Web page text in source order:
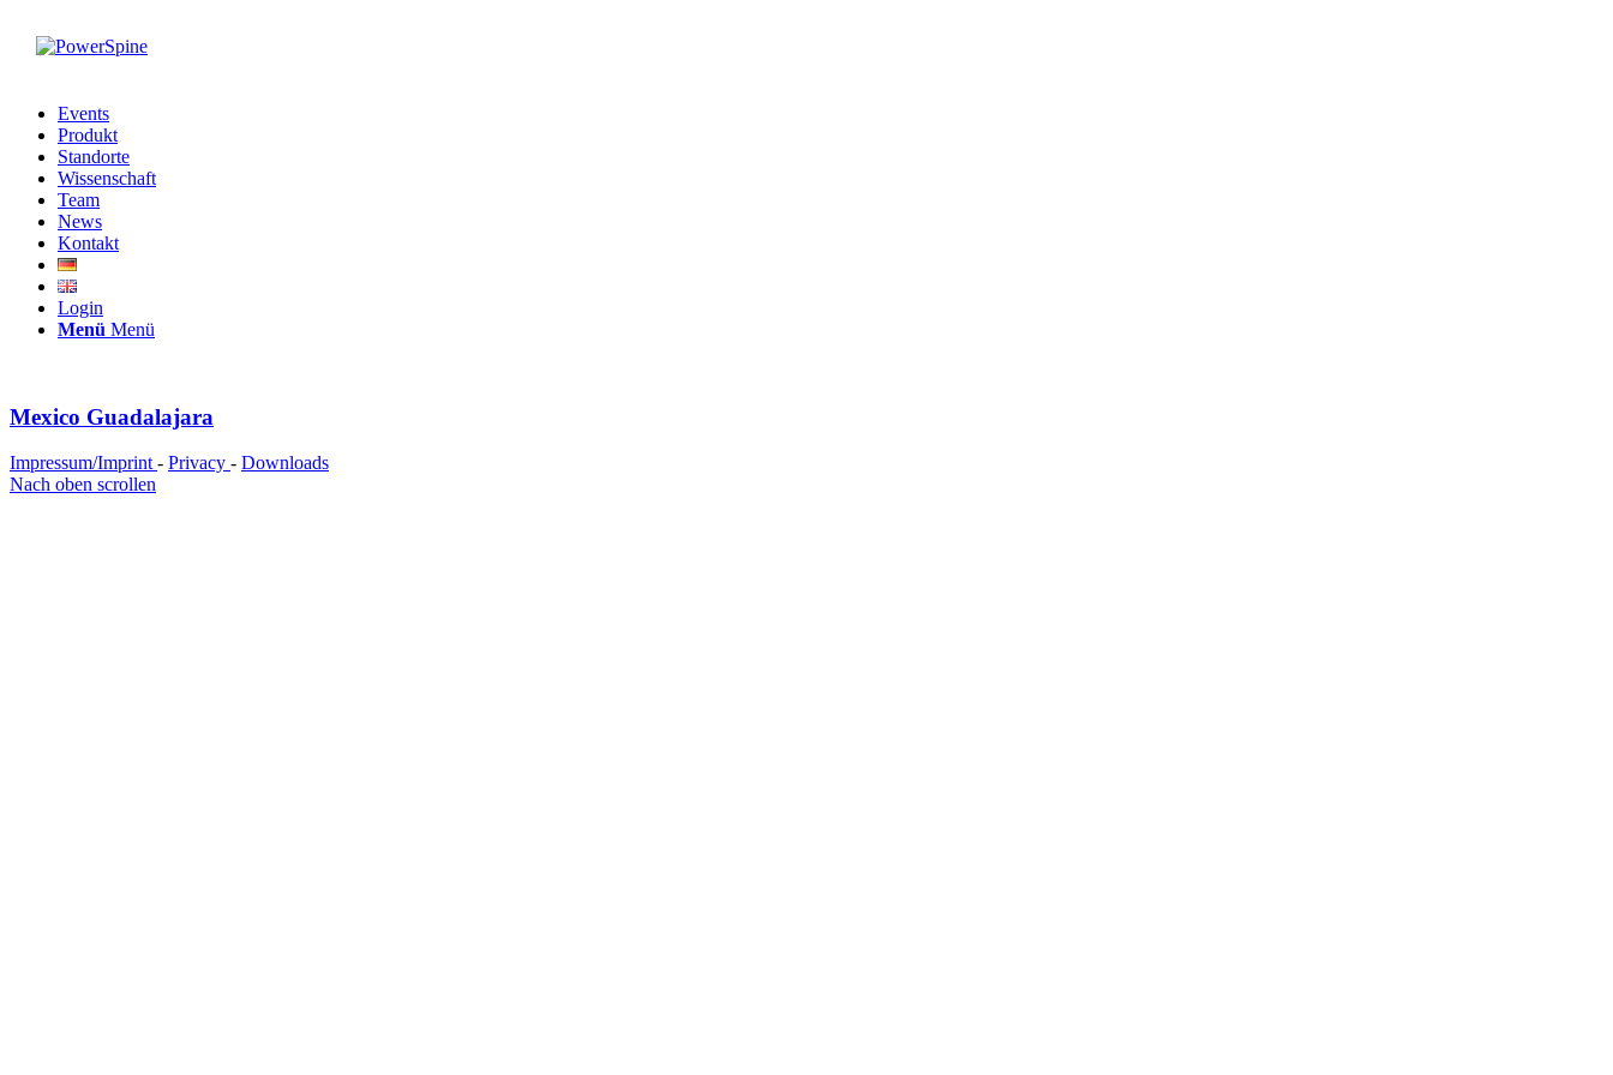
Events
Produkt
Standorte
Wissenschaft
Team
News
Kontakt
Login
Menü Menü
Mexico Guadalajara
Impressum/Imprint- Privacy - Downloads
Nach oben scrollen